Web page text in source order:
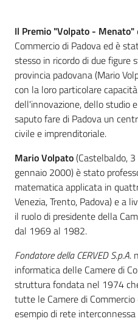
Promuovere
Impresa
e
territorio
Tutelare
e
Consumatore
Impresa
La
Camera
Il Premio "Volpato - Menato"
Commercio di Padova ed è
stesso in ricordo di due figure
provincia padovana (Mario
con la loro particolare
dell'innovazione, dello studio
saputo fare di Padova un
civile e imprenditoriale.
Mario Volpato(Castelbaldo,
gennaio 2000) è stato
matematica applicata in
Venezia, Trento, Padova) e a
il ruolo di presidente della
dal 1969 al 1982.
Fondatore della CERVED S.p.A.
informatica delle Camere di
struttura fondata nel 1974
tutte le Camere di
esempio di rete